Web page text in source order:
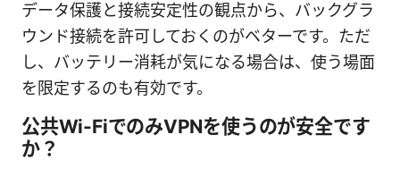
データ保護と接続安定性の観点から、バックグラ
ウンド接続を許可しておくのがベターです。ただ
し、バッテリー消耗が気になる場合は、使う場面
を限定するのも有効です。
公共Wi-FiでのみVPNを使うのが安全です
か？